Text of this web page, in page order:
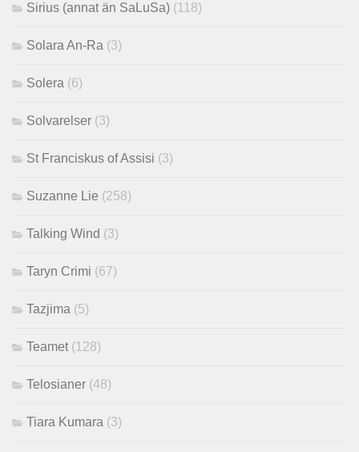
Sirius (annat än SaLuSa) (118)
Solara An-Ra (3)
Solera (6)
Solvarelser (3)
St Franciskus of Assisi (3)
Suzanne Lie (258)
Talking Wind (3)
Taryn Crimi (67)
Tazjima (5)
Teamet (128)
Telosianer (48)
Tiara Kumara (3)